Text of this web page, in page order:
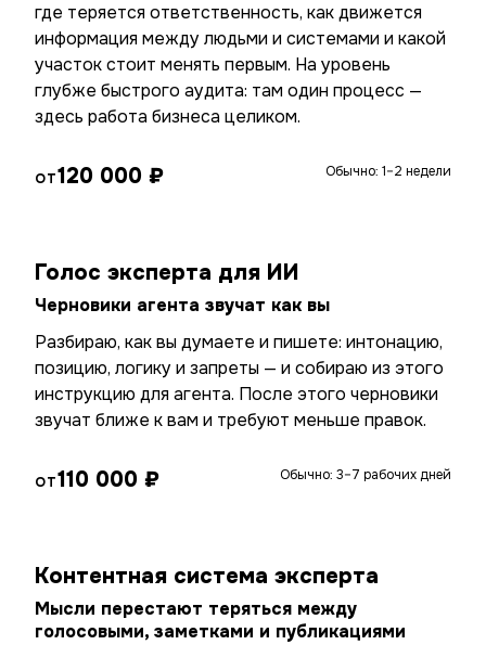
где теряется ответственность, как движется
информация между людьми и системами и какой
участок стоит менять первым. На уровень
глубже быстрого аудита: там один процесс —
здесь работа бизнеса целиком.
ОТ120 000 ₽ Обычно: 1–2 недели
Голос эксперта для ИИ
Черновики агента звучат как вы
Разбираю, как вы думаете и пишете: интонацию,
позицию, логику и запреты — и собираю из этого
инструкцию для агента. После этого черновики
звучат ближе к вам и требуют меньше правок.
ОТ110 000 ₽ Обычно: 3–7 рабочих дней
Контентная система эксперта
Мысли перестают теряться между
голосовыми, заметками и публикациями